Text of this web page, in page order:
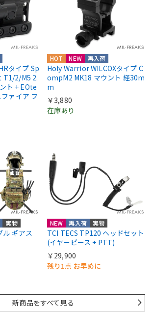
タイプ Sp
2/M5 2.
ト + EOte
ァイア フ
HOT NEW 再入荷
Holy Warrior WILCOXタイプ C
ompM2 MK18 マウント 経30m
m
￥3,880
在庫あり
実物
ル ギアス
NEW 再入荷 実物
TCI TECS TP120 ヘッドセット
(イヤーピース + PTT)
￥29,900
残り1点 お早めに
新商品をすべて見る